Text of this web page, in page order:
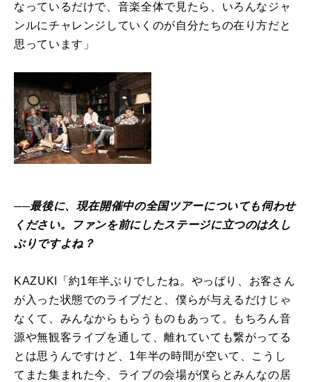
なっているだけで、音楽全体で見たら、いろんなジャ
ンルにチャレンジしていくのが自分たちの在り方だと
思っています」
──最後に、現在開催中の全国ツアーについても伺わせ
ください。ファンを前にしたステージに立つのは久し
ぶりですよね？
KAZUKI「約1年半ぶりでしたね。やっぱり、お客さん
が入った状態でのライブだと、僕らが与えるだけじゃ
なくて、みんなからもらうものもあって。もちろん音
源や無観客ライブを通して、離れていても繋がってる
とは思うんですけど、1年半の時間が空いて、こうし
てまた集まれた今、ライブの会場が僕らとみんなの居